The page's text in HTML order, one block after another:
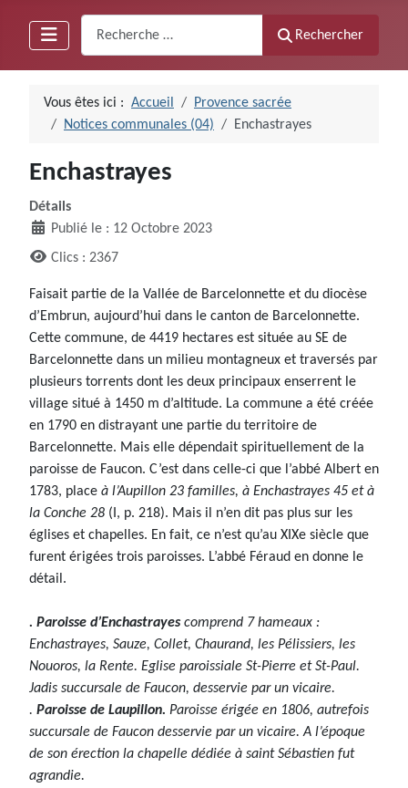
Rechercher
Vous êtes ici : Accueil
Provence sacrée
Notices communales (04)
Enchastrayes
Enchastrayes
Détails
Publié le : 12 Octobre 2023
Clics : 2367
Faisait partie de la Vallée de Barcelonnette et du diocèse
d’Embrun, aujourd’hui dans le canton de Barcelonnette.
Cette commune, de 4419 hectares est située au SE de
Barcelonnette dans un milieu montagneux et traversés par
plusieurs torrents dont les deux principaux enserrent le
village situé à 1450 m d’altitude. La commune a été créée
en 1790 en distrayant une partie du territoire de
Barcelonnette. Mais elle dépendait spirituellement de la
paroisse de Faucon. C’est dans celle-ci que l’abbé Albert en
1783, place à l’Aupillon 23 familles, à Enchastrayes 45 et à
la Conche 28 (I, p. 218). Mais il n’en dit pas plus sur les
églises et chapelles. En fait, ce n’est qu’au XIXe siècle que
furent érigées trois paroisses. L’abbé Féraud en donne le
détail.
. Paroisse d’Enchastrayes comprend 7 hameaux :
Enchastrayes, Sauze, Collet, Chaurand, les Pélissiers, les
Nouoros, la Rente. Eglise paroissiale St-Pierre et St-Paul.
Jadis succursale de Faucon, desservie par un vicaire.
. Paroisse de Laupillon. Paroisse érigée en 1806, autrefois
succursale de Faucon desservie par un vicaire. A l’époque
de son érection la chapelle dédiée à saint Sébastien fut
agrandie.